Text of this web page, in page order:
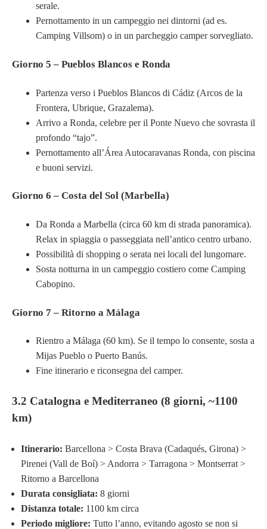
serale.
Pernottamento in un campeggio nei dintorni (ad es.
Camping Villsom) o in un parcheggio camper sorvegliato.
Giorno 5 – Pueblos Blancos e Ronda
Partenza verso i Pueblos Blancos di Cádiz (Arcos de la
Frontera, Ubrique, Grazalema).
Arrivo a Ronda, celebre per il Ponte Nuevo che sovrasta il
profondo “tajo”.
Pernottamento all’Área Autocaravanas Ronda, con piscina
e buoni servizi.
Giorno 6 – Costa del Sol (Marbella)
Da Ronda a Marbella (circa 60 km di strada panoramica).
Relax in spiaggia o passeggiata nell’antico centro urbano.
Possibilità di shopping o serata nei locali del lungomare.
Sosta notturna in un campeggio costiero come Camping
Cabopino.
Giorno 7 – Ritorno a Málaga
Rientro a Málaga (60 km). Se il tempo lo consente, sosta a
Mijas Pueblo o Puerto Banús.
Fine itinerario e riconsegna del camper.
3.2 Catalogna e Mediterraneo (8 giorni, ~1100
km)
Itinerario: Barcellona > Costa Brava (Cadaqués, Girona) >
Pirenei (Vall de Boí) > Andorra > Tarragona > Montserrat >
Ritorno a Barcellona
Durata consigliata: 8 giorni
Distanza totale: 1100 km circa
Periodo migliore: Tutto l’anno, evitando agosto se non si